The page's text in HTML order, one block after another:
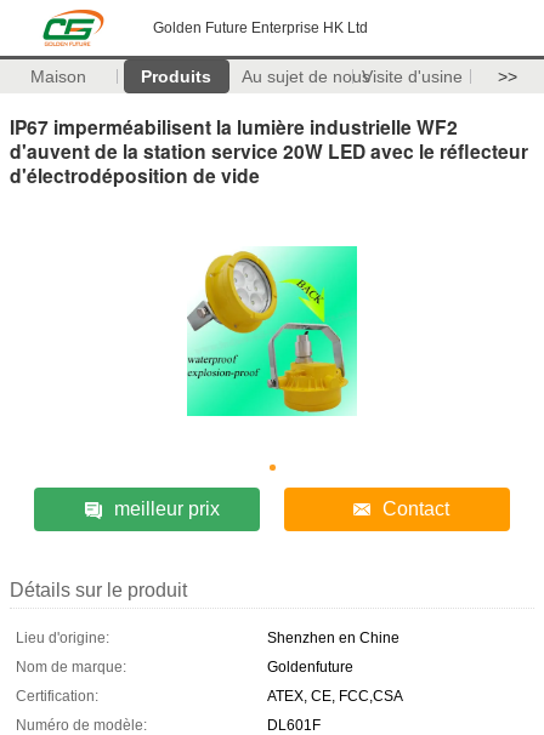
Golden Future Enterprise HK Ltd
Maison Produits Au sujet de nousVisite d'usine >>
IP67 imperméabilisent la lumière industrielle WF2
d'auvent de la station service 20W LED avec le réflecteur
d'électrodéposition de vide
meilleur prix Contact
Détails sur le produit
Lieu d'origine:
Shenzhen en Chine
Nom de marque:
Goldenfuture
Certification:
ATEX, CE, FCC,CSA
Numéro de modèle:
DL601F